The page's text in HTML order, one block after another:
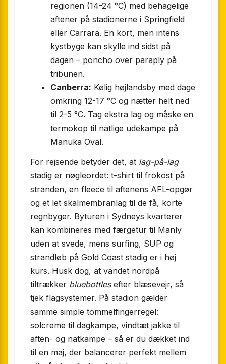
regionen (14-24 °C) med behagelige
aftener på stadionerne i Springfield
eller Carrara. En kort, men intens
kystbyge kan skylle ind sidst på
dagen – poncho over paraply på
tribunen.
Canberra: Kølig højlandsby med dage
omkring 12-17 °C og nætter helt ned
til 2-5 °C. Tag ekstra lag og måske en
termokop til natlige udekampe på
Manuka Oval.
For rejsende betyder det, at lag-på-lag
stadig er nøgleordet: t-shirt til frokost på
stranden, en fleece til aftenens AFL-opgør
og et let skalmembranlag til de få, korte
regnbyger. Byturen i Sydneys kvarterer
kan kombineres med færgetur til Manly
uden at svede, mens surfing, SUP og
strandløb på Gold Coast stadig er i høj
kurs. Husk dog, at vandet nordpå
tiltrækker bluebottlesefter blæsevejr, så
tjek flagsystemer. På stadion gælder
samme simple tommelfingerregel:
solcreme til dagkampe, vindtæt jakke til
aften- og natkampe – så er du dækket ind
til en maj, der balancerer perfekt mellem